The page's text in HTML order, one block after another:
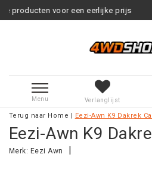
eerlijke prijs
Menu Verlanglijst
Terug naar Home Eezi-Awn K9 Dakrek
Eezi-Awn K9
Merk: Eezi Awn